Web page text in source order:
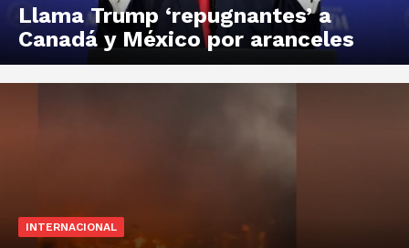
Llama Trump ‘repugnantes’ a
Canadá y México por aranceles
INTERNACIONAL